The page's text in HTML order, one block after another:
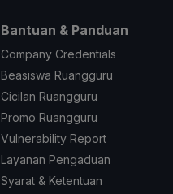
Bantuan & Panduan
Company Credentials
Beasiswa Ruangguru
Cicilan Ruangguru
Promo Ruangguru
Vulnerability Report
Layanan Pengaduan
Syarat & Ketentuan